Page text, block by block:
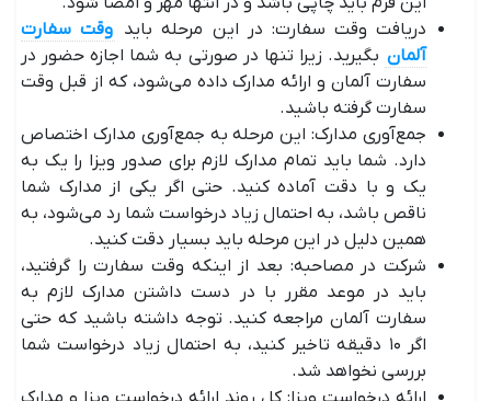
دریافت وقت سفارت: در این مرحله باید وقت سفارت
آلمان بگیرید. زیرا تنها در صورتی به شما اجازه حضور در
سفارت آلمان و ارائه مدارک داده می‌شود، که از قبل وقت
سفارت گرفته باشید.
جمع‌آوری مدارک: این مرحله به جمع‌آوری مدارک اختصاص
دارد. شما باید تمام مدارک لازم برای صدور ویزا را یک به
یک و با دقت آماده کنید. حتی اگر یکی از مدارک شما
ناقص باشد، به احتمال زیاد درخواست شما رد می‌شود، به
همین دلیل در این مرحله باید بسیار دقت کنید.
شرکت در مصاحبه: بعد از اینکه وقت سفارت را گرفتید،
باید در موعد مقرر با در دست داشتن مدارک لازم به
سفارت آلمان مراجعه کنید. توجه داشته باشید که حتی
اگر ۱۰ دقیقه تاخیر کنید، به احتمال زیاد درخواست شما
بررسی نخواهد شد.